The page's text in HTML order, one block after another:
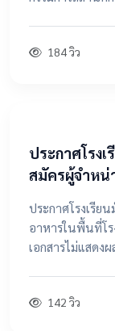
184 วิว
ประกาศโรง
สมัครผู้จำหน่
ปีการศึกษา
ประกาศโรงเรีย
อาหารในพื้นที่โร
เอกสารไม่แสดง
142 วิว